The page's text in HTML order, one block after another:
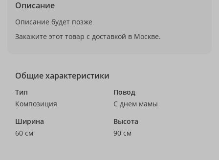
Описание
Описание будет позже
Закажите этот товар с доставкой в Москве.
Общие характеристики
Тип
Композиция
Повод
С днем мамы
Ширина
60 см
Высота
90 см